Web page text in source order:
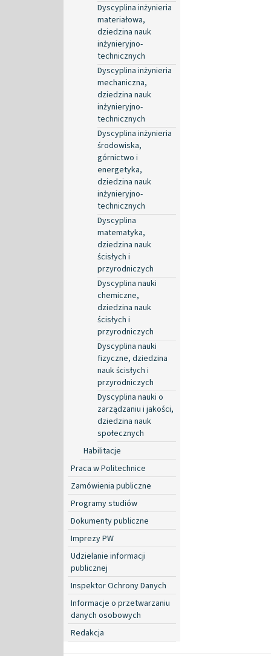
Dyscyplina inżynieria
materiałowa,
dziedzina nauk
inżynieryjno-
technicznych
Dyscyplina inżynieria
mechaniczna,
dziedzina nauk
inżynieryjno-
technicznych
Dyscyplina inżynieria
środowiska,
górnictwo i
energetyka,
dziedzina nauk
inżynieryjno-
technicznych
Dyscyplina
matematyka,
dziedzina nauk
ścisłych i
przyrodniczych
Dyscyplina nauki
chemiczne,
dziedzina nauk
ścisłych i
przyrodniczych
Dyscyplina nauki
fizyczne, dziedzina
nauk ścisłych i
przyrodniczych
Dyscyplina nauki o
zarządzaniu i jakości,
dziedzina nauk
społecznych
Habilitacje
Praca w Politechnice
Zamówienia publiczne
Programy studiów
Dokumenty publiczne
Imprezy PW
Udzielanie informacji
publicznej
Inspektor Ochrony Danych
Informacje o przetwarzaniu
danych osobowych
Redakcja